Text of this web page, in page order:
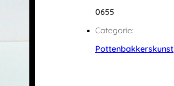
0655
Categorie:
Pottenbakkerskunst